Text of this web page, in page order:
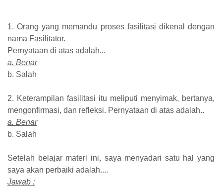
1. Orang yang memandu proses fasilitasi dikenal dengan
nama Fasilitator.
Pernyataan di atas adalah...
a. Benar
b. Salah
2. Keterampilan fasilitasi itu meliputi menyimak, bertanya,
mengonfirmasi, dan refleksi. Pernyataan di atas adalah..
a. Benar
b. Salah
Setelah belajar materi ini, saya menyadari satu hal yang
saya akan perbaiki adalah....
Jawab :